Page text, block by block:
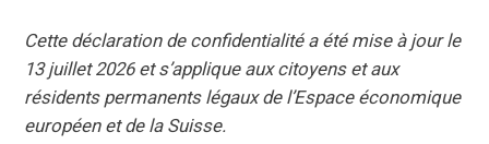
Cette déclaration de confidentialité a été mise à jour le
13 juillet 2026 et s’applique aux citoyens et aux
résidents permanents légaux de l’Espace économique
européen et de la Suisse.